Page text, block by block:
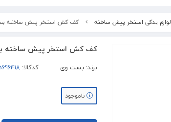
لوازم یدکی استخر پیش ساخته کف کش استخر پیش ساخته بست
کف کش استخر پیش ساخته بست
برند:بست وی کدکالا:
ناموجود